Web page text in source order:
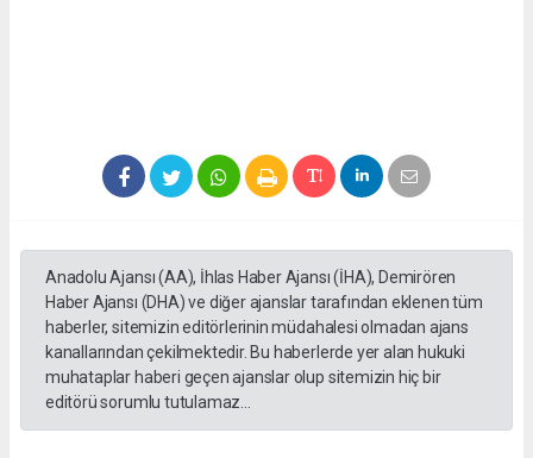
Anadolu Ajansı (AA), İhlas Haber Ajansı (İHA), Demirören
Haber Ajansı (DHA) ve diğer ajanslar tarafından eklenen tüm
haberler, sitemizin editörlerinin müdahalesi olmadan ajans
kanallarından çekilmektedir. Bu haberlerde yer alan hukuki
muhataplar haberi geçen ajanslar olup sitemizin hiç bir
editörü sorumlu tutulamaz...